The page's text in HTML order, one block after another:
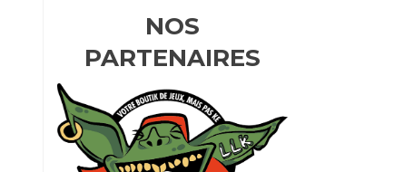
NOS
PARTENAIRES